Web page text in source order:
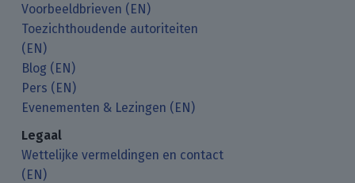
Voorbeeldbrieven (EN)
Toezichthoudende autoriteiten
(EN)
Blog (EN)
Pers (EN)
Evenementen & Lezingen (EN)
Legaal
Wettelijke vermeldingen en contact
(EN)